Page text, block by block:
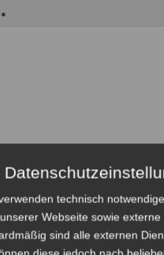
*
technisch
unserer Webseite sowie externe
sind alle externen